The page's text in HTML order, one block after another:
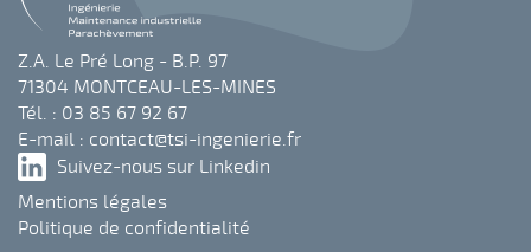
Z.A. Le Pré Long - B.P. 97
71304 MONTCEAU-LES-MINES
Tél. : 03 85 67 92 67
E-mail : contact@tsi-ingenierie.fr
Suivez-nous sur Linkedin
Mentions légales
Politique de confidentialité